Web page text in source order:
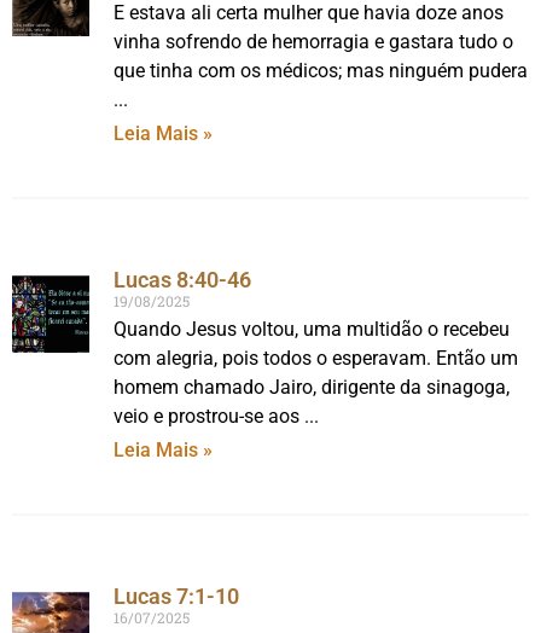
E estava ali certa mulher que havia doze anos
vinha sofrendo de hemorragia e gastara tudo o
que tinha com os médicos; mas ninguém pudera
Leia Mais »
Lucas 8:40-46
19/08/2025
Quando Jesus voltou, uma multidão o recebeu
com alegria, pois todos o esperavam. Então um
homem chamado Jairo, dirigente da sinagoga,
veio e prostrou-se aos
Leia Mais »
Lucas 7:1-10
16/07/2025